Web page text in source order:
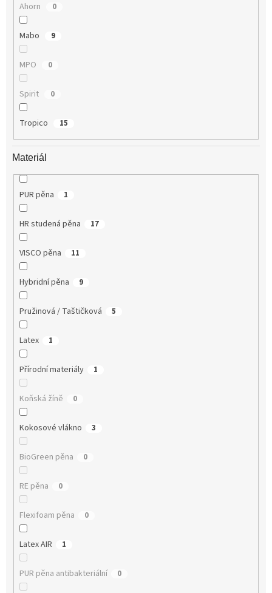
Ahorn 0
Mabo 9
MPO 0
Spirit 0
Tropico 15
Materiál
PUR pěna 1
HR studená pěna 17
VISCO pěna 11
Hybridní pěna 9
Pružinová / Taštičková 5
Latex 1
Přírodní materiály 1
Koňská žíně 0
Kokosové vlákno 3
BioGreen pěna 0
RE pěna 0
Flexifoam pěna 0
Latex AIR 1
PUR pěna antibakteriální 0